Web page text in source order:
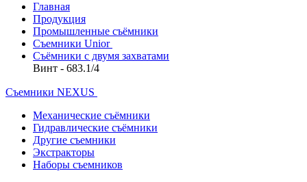
Главная
Продукция
Промышленные съёмники
Съемники Unior
Съёмники с двумя захватами
Винт - 683.1/4
Съемники NEXUS
Механические съёмники
Гидравлические съёмники
Другие съемники
Экстракторы
Наборы съемников